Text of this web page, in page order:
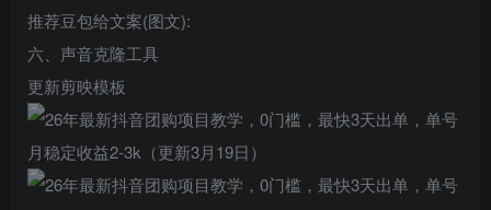
推荐豆包给文案(图文):
六、声音克隆工具
更新剪映模板